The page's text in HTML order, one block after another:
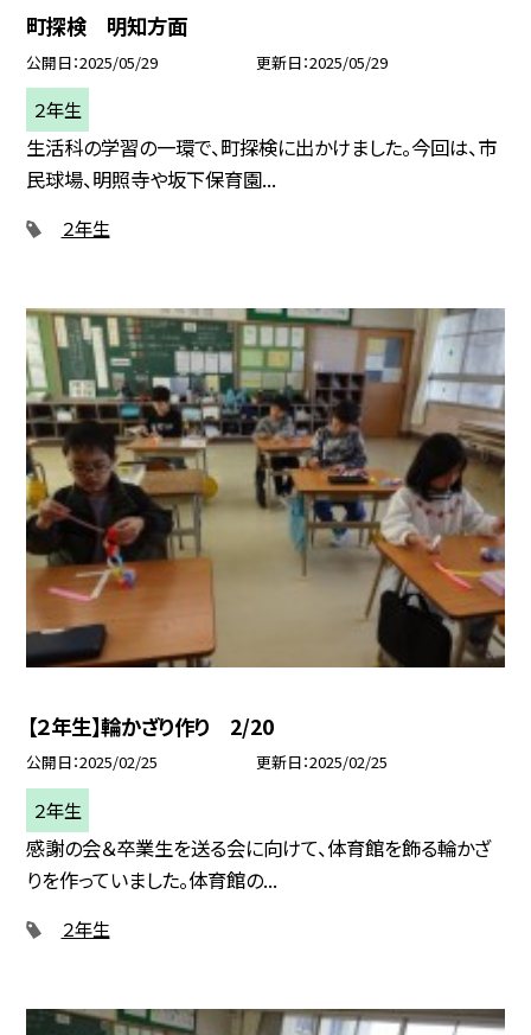
町探検 明知方面
公開日 2025/05/29 更新日 2025/05/29
２年生
生活科の学習の一環で、町探検に出かけました。今回は、市
民球場、明照寺や坂下保育園...
２年生
【２年生】輪かざり作り 2/20
公開日 2025/02/25 更新日 2025/02/25
２年生
感謝の会＆卒業生を送る会に向けて、体育館を飾る輪かざ
りを作っていました。体育館の...
２年生